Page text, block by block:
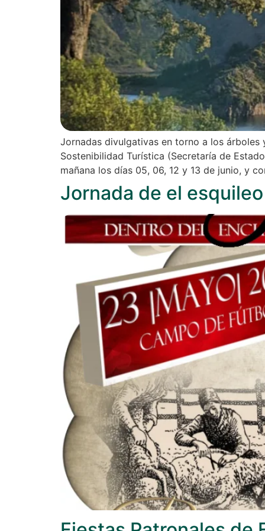
Jornadas divulgativas en torno a los árboles
Sostenibilidad Turística (Secretaría de
mañana los días 05, 06, 12 y 13 de junio, y
Jornada de el esquileo